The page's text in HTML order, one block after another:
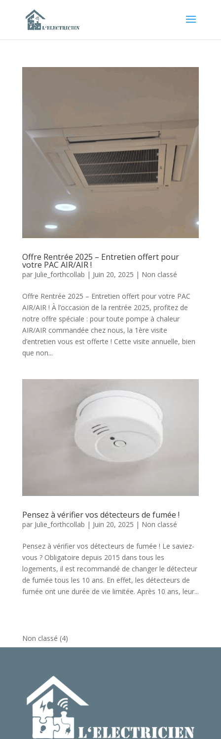
Offre Rentrée 2025 – Entretien offert pour
votre PAC AIR/AIR !
par Julie_forthcollab | Juin 20, 2025 | Non classé
Offre Rentrée 2025 – Entretien offert pour votre PAC
AIR/AIR ! À l’occasion de la rentrée 2025, profitez de
notre offre spéciale : pour toute pompe à chaleur
AIR/AIR commandée chez nous, la 1ère visite
d’entretien vous est offerte ! Cette visite annuelle, bien
que non...
Pensez à vérifier vos détecteurs de fumée !
par Julie_forthcollab | Juin 20, 2025 | Non classé
Pensez à vérifier vos détecteurs de fumée ! Le saviez-
vous ? Obligatoire depuis 2015 dans tous les
logements, il est recommandé de changer le détecteur
de fumée tous les 10 ans. En effet, les détecteurs de
fumée ont une durée de vie limitée. Après 10 ans, leur...
Non classé (4)